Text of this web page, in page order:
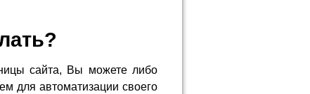
сайта, Вы можете либо
для автоматизации своего